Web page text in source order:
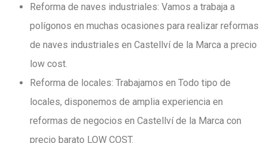
Reforma de naves industriales: Vamos a trabaja a
polígonos en muchas ocasiones para realizar reformas
de naves industriales en Castellví de la Marca a precio
low cost.
Reforma de locales: Trabajamos en Todo tipo de
locales, disponemos de amplia experiencia en
reformas de negocios en Castellví de la Marca con
precio barato LOW COST.